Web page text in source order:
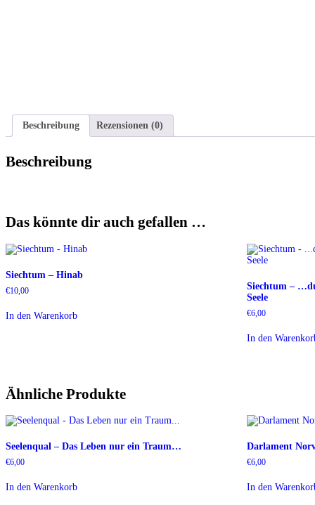
Beschreibung
Rezensionen (0)
Beschreibung
Das könnte dir auch gefallen …
Siechtum – Hinab
€10,00
In den Warenkorb
Siechtum –
Seele
€6,00
In den
Ähnliche Produkte
Seelenqual – Das Leben nur ein Traum…
€6,00
In den Warenkorb
Darlament
€6,00
In den